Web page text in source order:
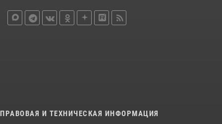
ПРАВОВАЯ И ТЕХНИЧЕСКАЯ ИНФОРМАЦИЯ